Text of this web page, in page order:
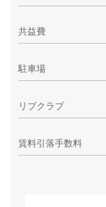
共益費
駐車場
リブクラブ
賃料引落手数料